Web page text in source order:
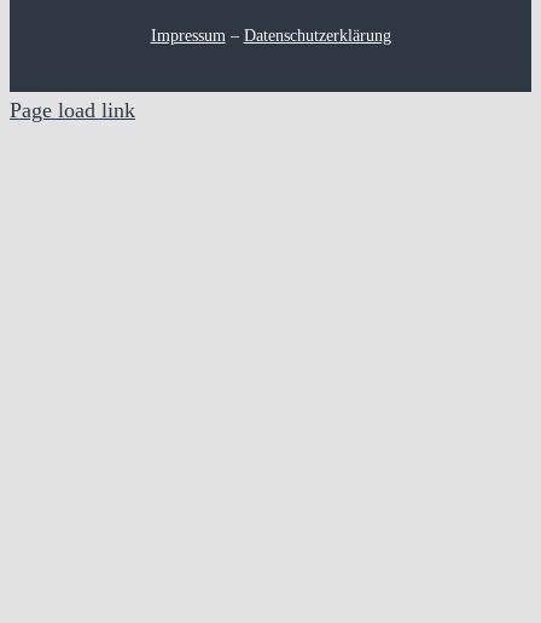
Impressum– Datenschutzerklärung
Page load link